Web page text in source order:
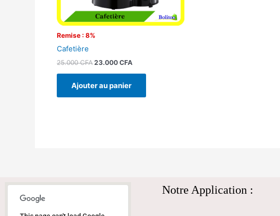
Remise : 8%
Cafetière
25.000CFA23.000CFA
Ajouter au panier
Notre Application :